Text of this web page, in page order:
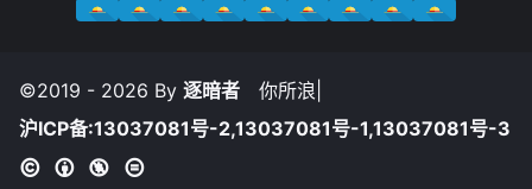
©2019 - 2026 By 逐暗者 你所浪费的今
沪ICP备:13037081号-2,13037081号-1,13037081号-3